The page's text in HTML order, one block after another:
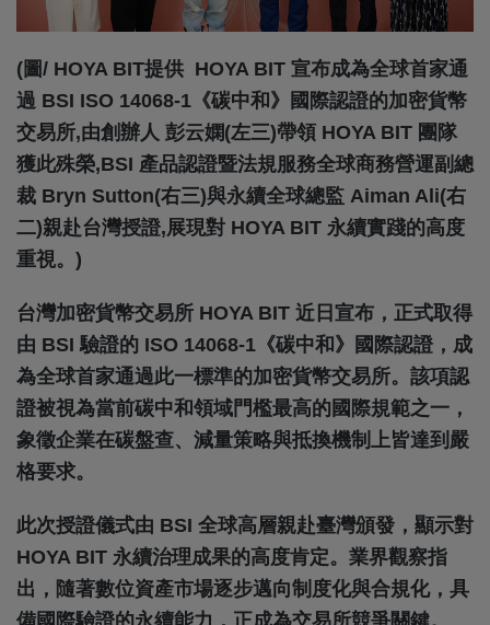
(圖/ HOYA BIT提供 HOYA BIT 宣布成為全球首家通
過 BSI ISO 14068-1《碳中和》國際認證的加密貨幣
交易所,由創辦人 彭云嫻(左三)帶領 HOYA BIT 團隊
獲此殊榮,BSI 產品認證暨法規服務全球商務營運副總
裁 Bryn Sutton(右三)與永續全球總監 Aiman Ali(右
二)親赴台灣授證,展現對 HOYA BIT 永續實踐的高度
重視。)
台灣加密貨幣交易所 HOYA BIT 近日宣布，正式取得
由 BSI 驗證的 ISO 14068-1《碳中和》國際認證，成
為全球首家通過此一標準的加密貨幣交易所。該項認
證被視為當前碳中和領域門檻最高的國際規範之一，
象徵企業在碳盤查、減量策略與抵換機制上皆達到嚴
格要求。
此次授證儀式由 BSI 全球高層親赴臺灣頒發，顯示對
HOYA BIT 永續治理成果的高度肯定。業界觀察指
出，隨著數位資產市場逐步邁向制度化與合規化，具
備國際驗證的永續能力，正成為交易所競爭關鍵。